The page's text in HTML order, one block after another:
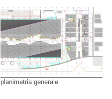
planimetria generale